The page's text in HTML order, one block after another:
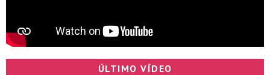
ÚLTIMO VÍDEO